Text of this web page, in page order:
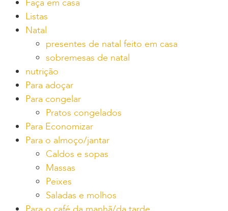
Faça em casa
Listas
Natal
presentes de natal feito em casa
sobremesas de natal
nutrição
Para adoçar
Para congelar
Pratos congelados
Para Economizar
Para o almoço/jantar
Caldos e sopas
Massas
Peixes
Saladas e molhos